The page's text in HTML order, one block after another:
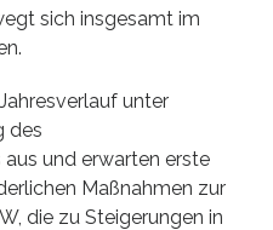
sich insgesamt im
unter
des
und erwarten erste
Maßnahmen zur
die zu Steigerungen in